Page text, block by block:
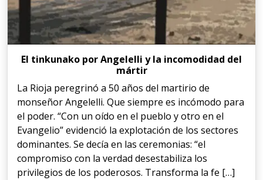
El tinkunako por Angelelli y la incomodidad del
mártir
La Rioja peregrinó a 50 años del martirio de
monseñor Angelelli. Que siempre es incómodo para
el poder. “Con un oído en el pueblo y otro en el
Evangelio” evidenció la explotación de los sectores
dominantes. Se decía en las ceremonias: “el
compromiso con la verdad desestabiliza los
privilegios de los poderosos. Transforma la fe […]